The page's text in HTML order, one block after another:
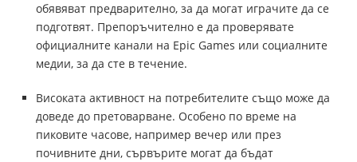
обявяват предварително, за да могат играчите да се
подготвят. Препоръчително е да проверявате
официалните канали на Epic Games или социалните
медии, за да сте в течение.
Високата активност на потребителите също може да
доведе до претоварване. Особено по време на
пиковите часове, например вечер или през
почивните дни, сървърите могат да бъдат